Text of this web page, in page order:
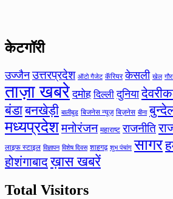
केटगॉरी
उज्जैन उत्तरप्रदेश ऑटो गैजेट कॅरियर केसली खेल
ताज़ा खबरे दमोह दिल्ली दुनिया
बंडाबनखेड़ी बालीबुड बिजनेस न्यूज़ बिज़नेस बीना
मध्यप्रदेशमनोरंजन महाराष्ट राजनीति
लाइफ स्टाइल विज्ञापन विशेष दिवस शाहगढ़ शुभ पंचांग सागर
होशंगाबादख़ास खबरें
Total Visitors